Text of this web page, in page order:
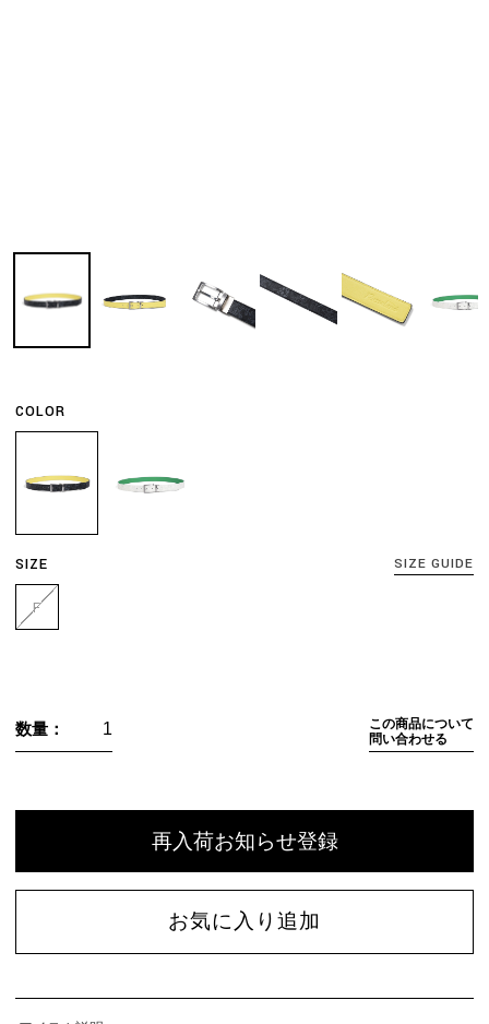
COLOR
SIZE SIZE GUIDE
F
数量：
この商品について
問い合わせる
再入荷お知らせ登録
お気に入り追加